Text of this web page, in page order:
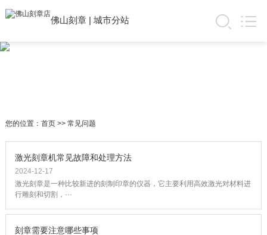
佛山刻章| 城市分站
您的位置： 首页>> 常见问题
激光刻章机常见故障和处理方法
2024-12-17
激光刻章是一种比较新进的刻制印章的仪器，它主要利用高效激光对材料进
行雕刻和切割，···
刻章需要注意哪些事项